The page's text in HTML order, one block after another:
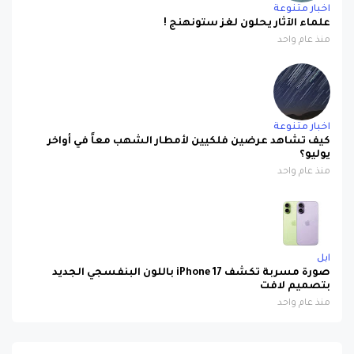
اخبار متنوعة
علماء الآثار يحلون لغز ستونهنج !
منذ عام واحد
اخبار متنوعة
كيف تشاهد عرضين فلكيين لأمطار الشهب معاً في أواخر
يوليو؟
منذ عام واحد
ابل
صورة مسربة تكشف iPhone 17 باللون البنفسجي الجديد
بتصميم لافت
منذ عام واحد